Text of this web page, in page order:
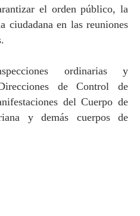
el orden público, la
ciudadana en las reuniones
ordinarias y
de Control de
del Cuerpo de
y demás cuerpos de